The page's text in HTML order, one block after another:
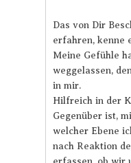
Das von Dir
erfahren, kenne
Meine Gefühle
weggelassen,
in mir.
Hilfreich in der
Gegenüber ist,
welcher Ebene
nach Reaktion